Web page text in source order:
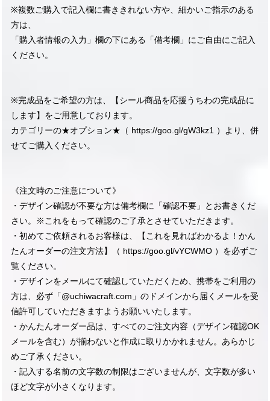
※複数ご購入で記入欄に書ききれない方や、細かいご指示のある
方は、
「購入者情報の入力」欄の下にある「備考欄」にご自由にご記入
ください。
※完成品をご希望の方は、【シール商品を応援うちわの完成品に
します】をご用意しております。
カテゴリーの★オプション★（ https://goo.gl/gW3kz1 ）より、併
せてご購入ください。
《注文時のご注意について》
・デザイン確認が不要な方は備考欄に「確認不要」とお書きくだ
さい。※これをもって確認のご了承とさせていただきます。
・初めてご依頼されるお客様は、【これを見ればわかるよ！かん
たんオーダーの注文方法】（ https://goo.gl/vYCWMO ）を必ずご
覧ください。
・デザインをメールにて確認していただくため、携帯をご利用の
方は、必ず「@uchiwacraft.com」のドメインから届くメールを受
信許可していただきますようお願いいたします。
・かんたんオーダー品は、すべてのご注文内容（デザイン確認OK
メールを含む）が揃わないと作成に取りかかれません。あらかじ
めご了承ください。
・記入する名前の文字数の制限はございませんが、文字数が多い
ほど文字が小さくなります。